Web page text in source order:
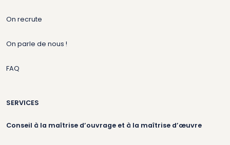
On recrute
On parle de nous !
FAQ
SERVICES
Conseil à la maîtrise d’ouvrage et à la maîtrise d’œuvre